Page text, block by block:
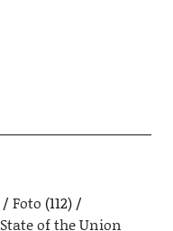
Foto (112)
State of the Union